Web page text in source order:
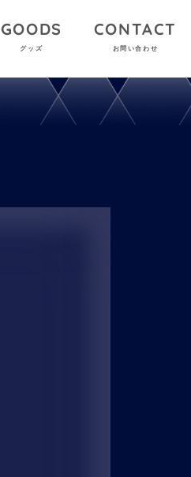
GOODS
グッズ
CONTACT
お問い合わせ